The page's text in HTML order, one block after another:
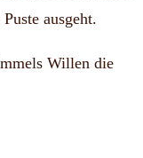
ausgeht.
Willen die